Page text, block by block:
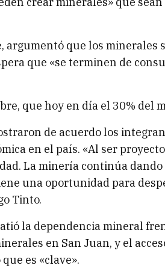
argumentó que los minerales
que «se terminen de
que hoy en día el 30% del
de acuerdo los
en el país. «Al ser
La minería continúa dando
una oportunidad para
Tinto.
la dependencia mineral
en San Juan, y el
es «clave».